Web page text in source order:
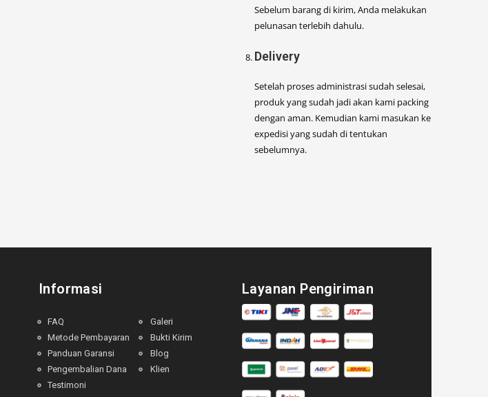
Sebelum barang di kirim, Anda melakukan
pelunasan terlebih dahulu.
Delivery
Setelah proses administrasi sudah selesai,
produk yang sudah jadi akan kami packing
dengan aman. Kemudian kami masukan ke
expedisi yang sudah di tentukan
sebelumnya.
Informasi
FAQ
Metode Pembayaran
Panduan Garansi
Pengembalian Dana
Testimoni
Galeri
Bukti Kirim
Blog
Klien
Layanan Pengiriman